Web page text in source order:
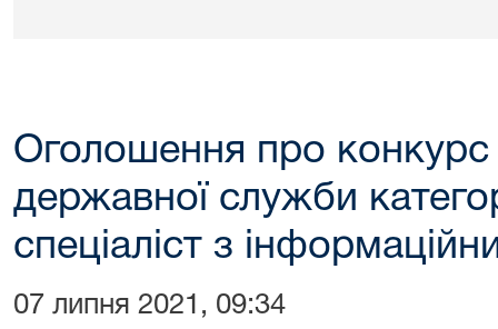
Оголошення про конкурс
державної служби
спеціаліст з
07 липня 2021, 09:34